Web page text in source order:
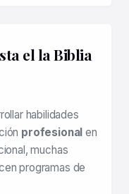
el la Biblia
habilidades
profesional en
muchas
programas de